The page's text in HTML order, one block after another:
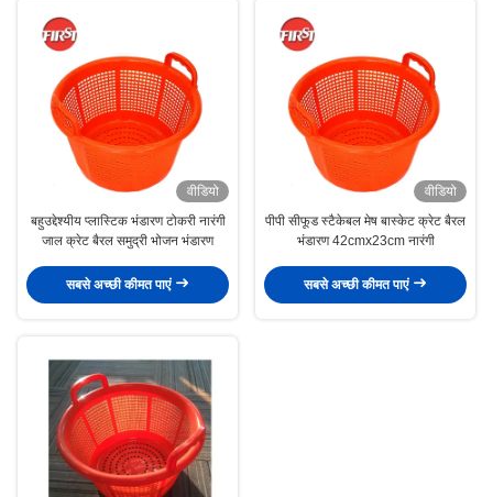
वीडियो
बहुउद्देश्यीय प्लास्टिक भंडारण टोकरी नारंगी
जाल क्रेट बैरल समुद्री भोजन भंडारण
सबसे अच्छी कीमत पाएं
वीडियो
पीपी सीफूड स्टैकेबल मेष बास्केट क्रेट बैरल
भंडारण 42cmx23cm नारंगी
सबसे अच्छी कीमत पाएं